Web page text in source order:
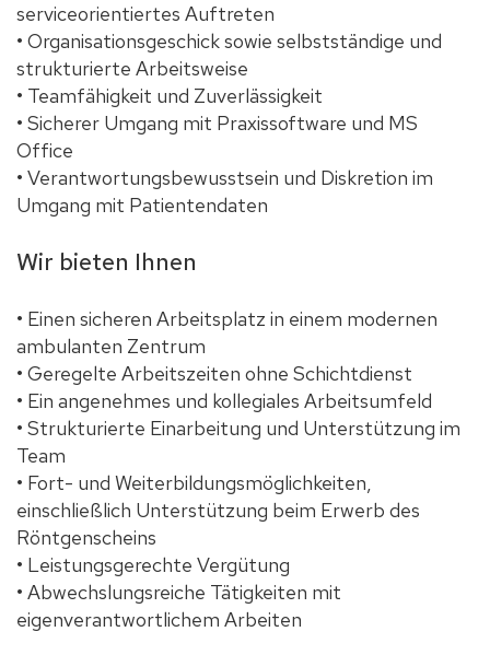
serviceorientiertes Auftreten
• Organisationsgeschick sowie selbstständige und
strukturierte Arbeitsweise
• Teamfähigkeit und Zuverlässigkeit
• Sicherer Umgang mit Praxissoftware und MS
Office
• Verantwortungsbewusstsein und Diskretion im
Umgang mit Patientendaten
Wir bieten Ihnen
• Einen sicheren Arbeitsplatz in einem modernen
ambulanten Zentrum
• Geregelte Arbeitszeiten ohne Schichtdienst
• Ein angenehmes und kollegiales Arbeitsumfeld
• Strukturierte Einarbeitung und Unterstützung im
Team
• Fort- und Weiterbildungsmöglichkeiten,
einschließlich Unterstützung beim Erwerb des
Röntgenscheins
• Leistungsgerechte Vergütung
• Abwechslungsreiche Tätigkeiten mit
eigenverantwortlichem Arbeiten